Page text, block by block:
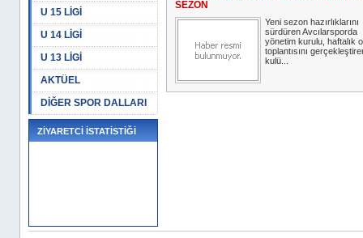
U 15 LİGİ
U 14 LİGİ
U 13 LİGİ
AKTÜEL
DİĞER SPOR DALLARI
ZİYARETCİ İSTATİSTİĞİ
SEZON
Yeni sezon hazırlıklarını
sürdüren Avcılarsporda
yönetim kurulu, haftalık
toplantısını
kulü...